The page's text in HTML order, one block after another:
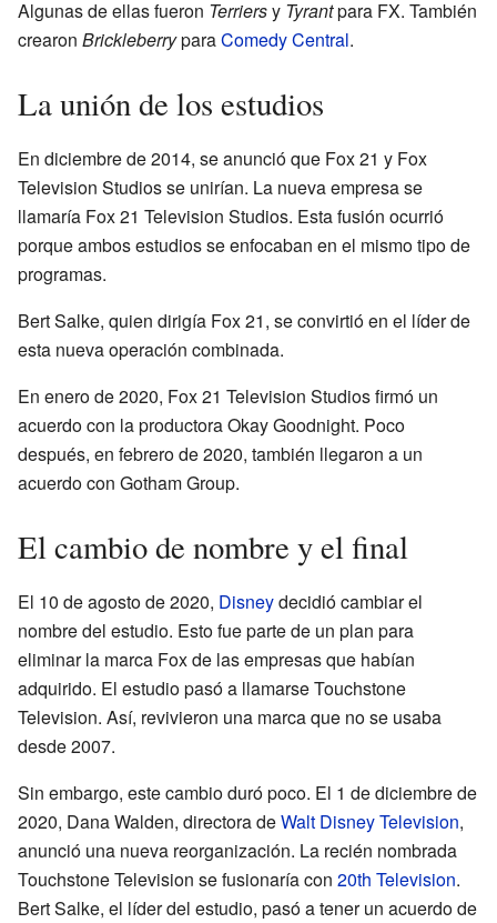
Algunas de ellas fueron Terriersy Tyrantpara FX. También
crearon BrickleberryparaComedy Central.
La unión de los estudios
En diciembre de 2014, se anunció que Fox 21 y Fox
Television Studios se unirían. La nueva empresa se
llamaría Fox 21 Television Studios. Esta fusión ocurrió
porque ambos estudios se enfocaban en el mismo tipo de
programas.
Bert Salke, quien dirigía Fox 21, se convirtió en el líder de
esta nueva operación combinada.
En enero de 2020, Fox 21 Television Studios firmó un
acuerdo con la productora Okay Goodnight. Poco
después, en febrero de 2020, también llegaron a un
acuerdo con Gotham Group.
El cambio de nombre y el final
El 10 de agosto de 2020, Disneydecidió cambiar el
nombre del estudio. Esto fue parte de un plan para
eliminar la marca Fox de las empresas que habían
adquirido. El estudio pasó a llamarse Touchstone
Television. Así, revivieron una marca que no se usaba
desde 2007.
Sin embargo, este cambio duró poco. El 1 de diciembre de
2020, Dana Walden, directora deWalt Disney Television,
anunció una nueva reorganización. La recién nombrada
Touchstone Television se fusionaría con 20th Television.
Bert Salke, el líder del estudio, pasó a tener un acuerdo de